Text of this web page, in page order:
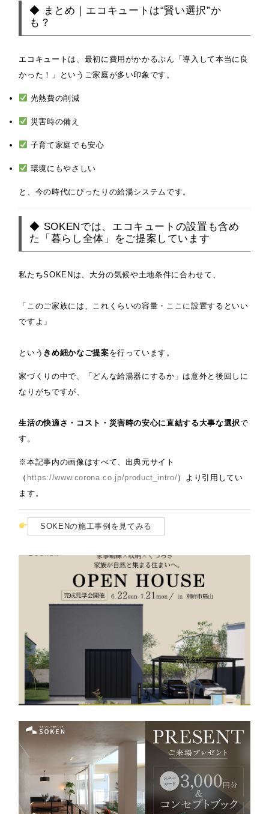
◆ まとめ｜エコキュートは“賢い選択”か
も？
エコキュートは、最初に費用がかかるぶん「導入して本当に良
かった！」というご家庭が多い印象です。
光熱費の削減
災害時の備え
子育て家庭でも安心
環境にもやさしい
と、今の時代にぴったりの給湯システムです。
◆ SOKENでは、エコキュートの設置も含め
た「暮らし全体」をご提案しています
私たちSOKENは、大分の気候や土地条件に合わせて、
「このご家族には、これくらいの容量・ここに設置するといい
ですよ」
という きめ細かなご提案を行っています。
家づくりの中で、「どんな給湯器にするか」は意外と後回しに
なりがちですが、
生活の快適さ・コスト・災害時の安心に直結する大事な選択で
す。
※本記事内の画像はすべて、出典元サイト
（ https://www.corona.co.jp/product_intro/）より引用してい
ます。
SOKENの施工事例を見てみる